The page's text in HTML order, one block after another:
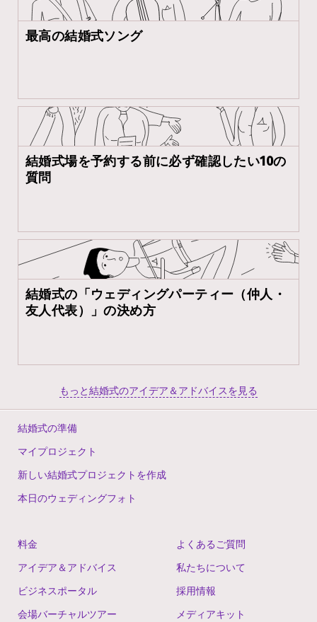
最高の結婚式ソング
結婚式場を予約する前に必ず確認したい10の
質問
結婚式の「ウェディングパーティー（仲人・
友人代表）」の決め方
もっと結婚式のアイデア＆アドバイスを見る
結婚式の準備
マイプロジェクト
新しい結婚式プロジェクトを作成
本日のウェディングフォト
料金
アイデア＆アドバイス
ビジネスポータル
会場バーチャルツアー
よくあるご質問
私たちについて
採用情報
メディアキット